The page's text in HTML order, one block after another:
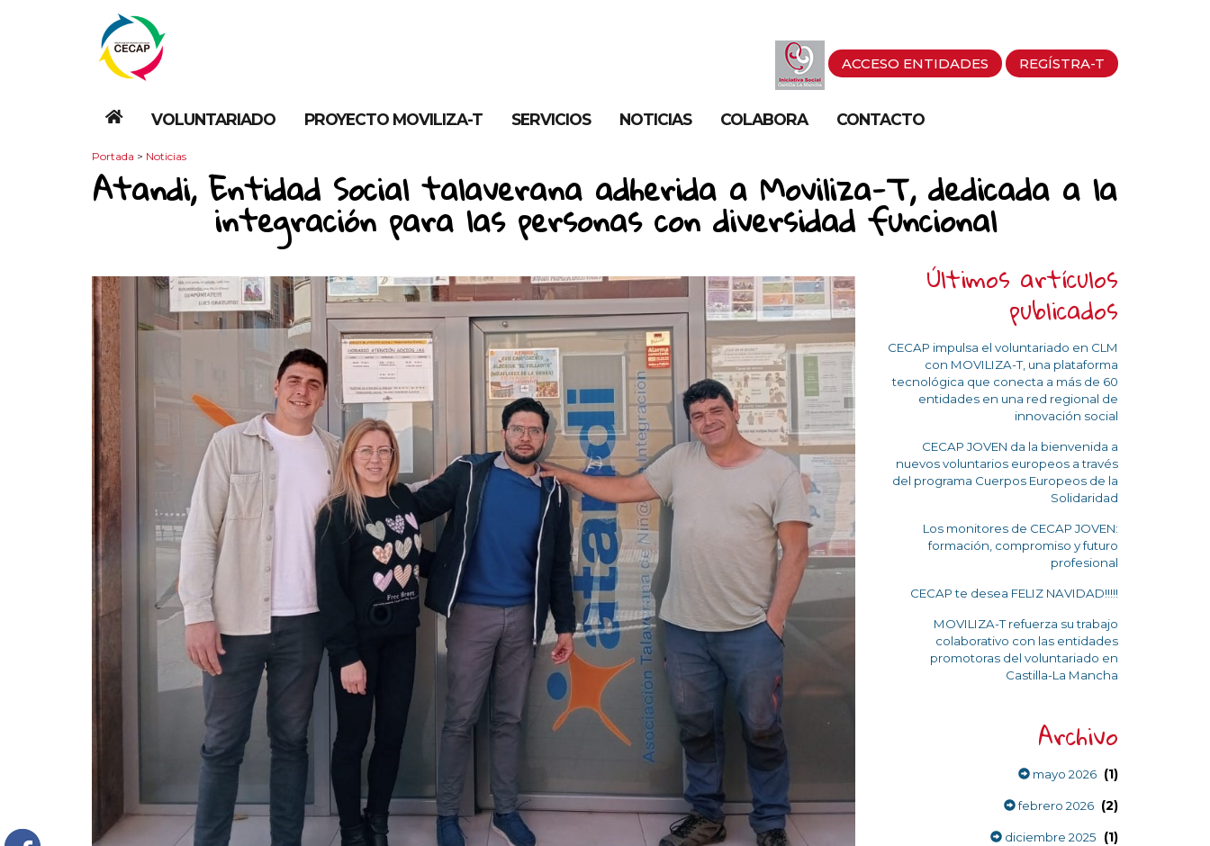
ACCESO ENTIDADES REGÍSTRA-T
VOLUNTARIADO PROYECTO MOVILIZA-T SERVICIOS NOTICIAS COLABORA CONTACTO
Portada > Noticias
Atandi, Entidad Social talaverana adherida a Moviliza-T, dedicada a la
integración para las personas con diversidad funcional
Últimos artículos
publicados
CECAP impulsa el voluntariado en CLM
con MOVILIZA-T, una plataforma
tecnológica que conecta a más de 60
entidades en una red regional de
innovación social
CECAP JOVEN da la bienvenida a
nuevos voluntarios europeos a través
del programa Cuerpos Europeos de la
Solidaridad
Los monitores de CECAP JOVEN:
formación, compromiso y futuro
profesional
CECAP te desea FELIZ NAVIDAD!!!!!
MOVILIZA-T refuerza su trabajo
colaborativo con las entidades
promotoras del voluntariado en
Castilla-La Mancha
Archivo
mayo 2026 (1)
febrero 2026 (2)
diciembre 2025 (1)